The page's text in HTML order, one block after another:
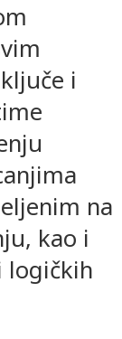
i
na
kao i
logičkih